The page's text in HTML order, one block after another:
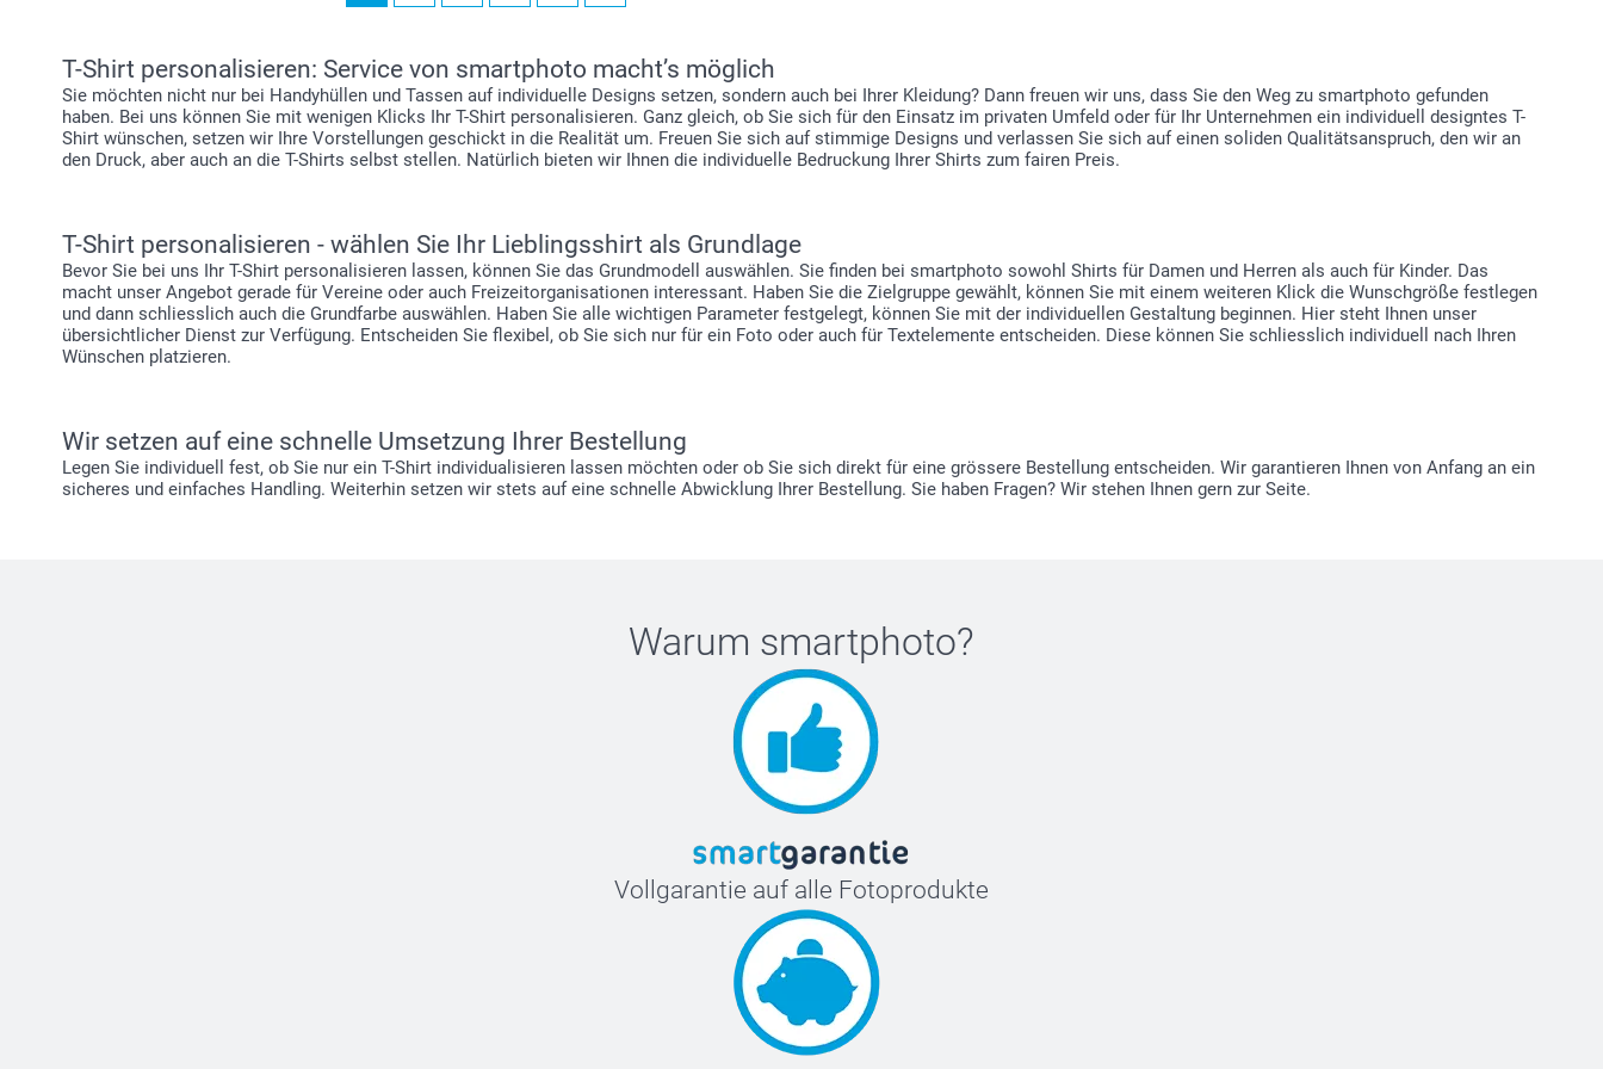
T-Shirt personalisieren: Service von smartphoto macht’s möglich
Sie möchten nicht nur bei Handyhüllen und Tassen auf individuelle Designs setzen, sondern auch bei Ihrer Kleidung? Dann freuen wir uns, dass Sie den Weg zu smartphoto gefunden
haben. Bei uns können Sie mit wenigen Klicks Ihr T-Shirt personalisieren. Ganz gleich, ob Sie sich für den Einsatz im privaten Umfeld oder für Ihr Unternehmen ein individuell designtes T-
Shirt wünschen, setzen wir Ihre Vorstellungen geschickt in die Realität um. Freuen Sie sich auf stimmige Designs und verlassen Sie sich auf einen soliden Qualitätsanspruch, den wir an
den Druck, aber auch an die T-Shirts selbst stellen. Natürlich bieten wir Ihnen die individuelle Bedruckung Ihrer Shirts zum fairen Preis.
T-Shirt personalisieren - wählen Sie Ihr Lieblingsshirt als Grundlage
Bevor Sie bei uns Ihr T-Shirt personalisieren lassen, können Sie das Grundmodell auswählen. Sie finden bei smartphoto sowohl Shirts für Damen und Herren als auch für Kinder. Das
macht unser Angebot gerade für Vereine oder auch Freizeitorganisationen interessant. Haben Sie die Zielgruppe gewählt, können Sie mit einem weiteren Klick die Wunschgröße festlegen
und dann schliesslich auch die Grundfarbe auswählen. Haben Sie alle wichtigen Parameter festgelegt, können Sie mit der individuellen Gestaltung beginnen. Hier steht Ihnen unser
übersichtlicher Dienst zur Verfügung. Entscheiden Sie flexibel, ob Sie sich nur für ein Foto oder auch für Textelemente entscheiden. Diese können Sie schliesslich individuell nach Ihren
Wünschen platzieren.
Wir setzen auf eine schnelle Umsetzung Ihrer Bestellung
Legen Sie individuell fest, ob Sie nur ein T-Shirt individualisieren lassen möchten oder ob Sie sich direkt für eine grössere Bestellung entscheiden. Wir garantieren Ihnen von Anfang an ein
sicheres und einfaches Handling. Weiterhin setzen wir stets auf eine schnelle Abwicklung Ihrer Bestellung. Sie haben Fragen? Wir stehen Ihnen gern zur Seite.
Warum smartphoto?
Vollgarantie auf alle Fotoprodukte